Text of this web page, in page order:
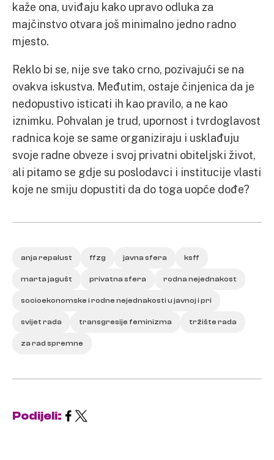
kaže ona, uviđaju kako upravo odluka za
majčinstvo otvara još minimalno jedno radno
mjesto.
Reklo bi se, nije sve tako crno, pozivajući se na
ovakva iskustva. Međutim, ostaje činjenica da je
nedopustivo isticati ih kao pravilo, a ne kao
iznimku. Pohvalan je trud, upornost i tvrdoglavost
radnica koje se same organiziraju i usklađuju
svoje radne obveze i svoj privatni obiteljski život,
ali pitamo se gdje su poslodavci i institucije vlasti
koje ne smiju dopustiti da do toga uopće dođe?
anja repalust ffzg javna sfera ksff
marta jagušt privatna sfera rodna nejednakost
socioekonomske i rodne nejednakosti u javnoj i pri
svijet rada transgresije feminizma tržište rada
za rad spremne
Podijeli: